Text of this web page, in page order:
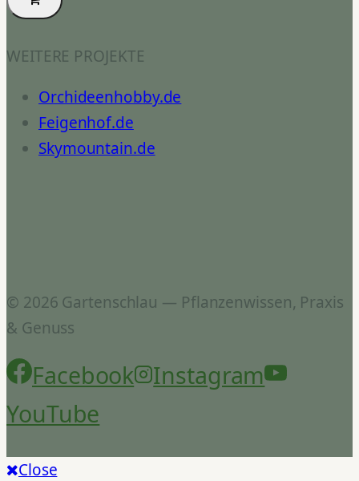
WEITERE PROJEKTE
Orchideenhobby.de
Feigenhof.de
Skymountain.de
© 2026 Gartenschlau — Pflanzenwissen, Praxis
& Genuss
Facebook
Instagram
YouTube
Close